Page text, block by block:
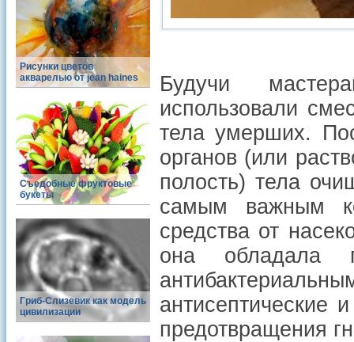
Рисунки цветов
акварелью от jean haines
Съедобные фруктовые
букеты
Гриб-Слизевик как модель
цивилизации
Будучи
использовали
тела умерших.
органов (или
полость) тела
самым важным
средства от
она обладала
антисептические
предотвращения